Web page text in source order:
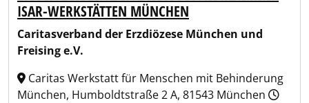
ISAR-WERKSTÄTTEN MÜNCHEN
Caritasverband der Erzdiözese München und
Freising e.V.
Caritas Werkstatt für Menschen mit Behinderung
München, Humboldtstraße 2 A, 81543 München